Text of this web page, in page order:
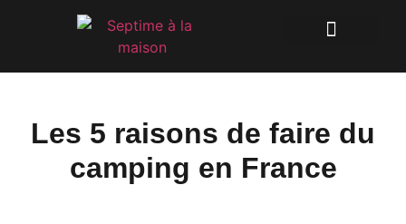
Les 5 raisons de faire du
camping en France